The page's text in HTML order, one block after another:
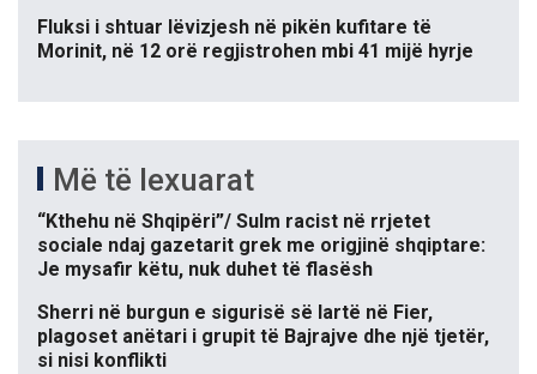
Fluksi i shtuar lëvizjesh në pikën kufitare të
Morinit, në 12 orë regjistrohen mbi 41 mijë hyrje
Më të lexuarat
“Kthehu në Shqipëri”/ Sulm racist në rrjetet
sociale ndaj gazetarit grek me origjinë shqiptare:
Je mysafir këtu, nuk duhet të flasësh
Sherri në burgun e sigurisë së lartë në Fier,
plagoset anëtari i grupit të Bajrajve dhe një tjetër,
si nisi konflikti